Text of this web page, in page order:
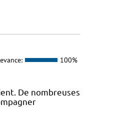
100%
De nombreuses